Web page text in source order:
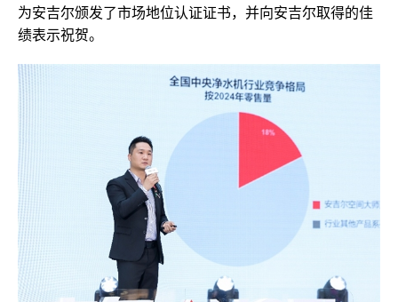
为安吉尔颁发了市场地位认证证书，并向安吉尔取得的佳
绩表示祝贺。